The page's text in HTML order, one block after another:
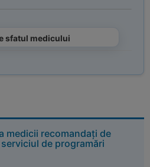
sfatul medicului
medicii recomandați de
de programări